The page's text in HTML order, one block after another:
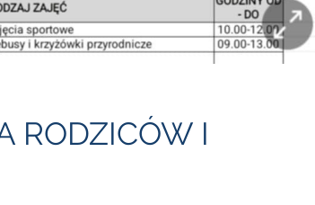
RODZICÓW I